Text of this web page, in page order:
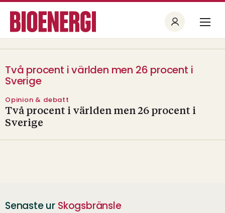
Två procent i världen men 26 procent i
Sverige
Opinion & debatt
Två procent i världen men 26 procent i
Sverige
Senaste ur Skogsbränsle